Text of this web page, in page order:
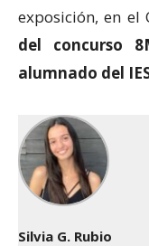
exposición, en el
del concurso
alumnado del
Silvia G. Rubio